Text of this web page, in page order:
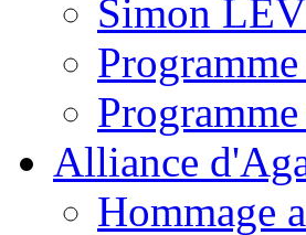
Simon
Alliance
Hommage